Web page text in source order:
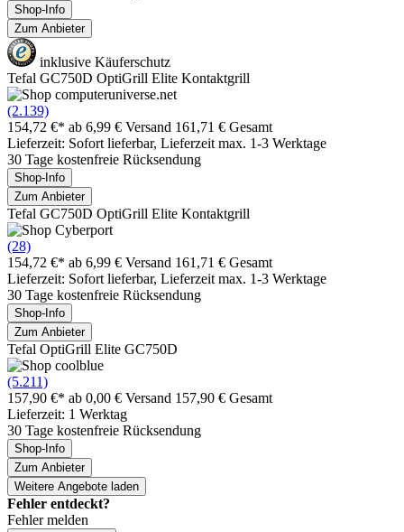
Shop-Info
Zum Anbieter
inklusive Käuferschutz
Tefal GC750D OptiGrill Elite Kontaktgrill
(2.139)
154,72 €* ab 6,99 € Versand 161,71 € Gesamt
Lieferzeit: Sofort lieferbar, Lieferzeit max. 1-3 Werktage
30 Tage kostenfreie Rücksendung
Shop-Info
Zum Anbieter
Tefal GC750D OptiGrill Elite Kontaktgrill
(28)
154,72 €* ab 6,99 € Versand 161,71 € Gesamt
Lieferzeit: Sofort lieferbar, Lieferzeit max. 1-3 Werktage
30 Tage kostenfreie Rücksendung
Shop-Info
Zum Anbieter
Tefal OptiGrill Elite GC750D
(5.211)
157,90 €* ab 0,00 € Versand 157,90 € Gesamt
Lieferzeit: 1 Werktag
30 Tage kostenfreie Rücksendung
Shop-Info
Zum Anbieter
Weitere Angebote laden
Fehler entdeckt?
Fehler melden